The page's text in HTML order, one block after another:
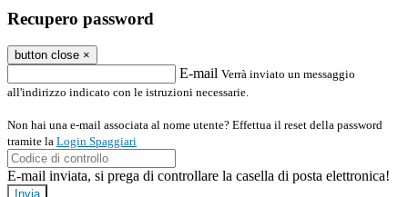
Recupero password
button close ×
E-mail Verrà inviato un messaggio
all'indirizzo indicato con le istruzioni necessarie.
Non hai una e-mail associata al nome utente? Effettua il reset della password
tramite la Login Spaggiari
E-mail inviata, si prega di controllare la casella di posta elettronica!